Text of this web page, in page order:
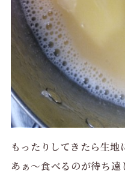
もったりしてきたら生地
あぁ～食べるのが待ち